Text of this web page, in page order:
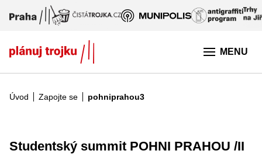
Přeskočit na hlavní obsah
MENU
Úvod Zapojte se pohniprahou3
Studentský summit POHNI PRAHOU /II